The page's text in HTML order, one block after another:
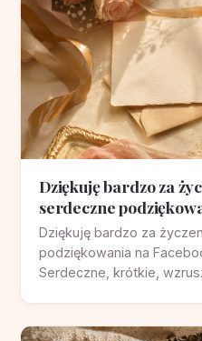
Dziękuję bardzo za
serdeczne
Dziękuję bardzo za
podziękowania na
Serdeczne, krótkie,